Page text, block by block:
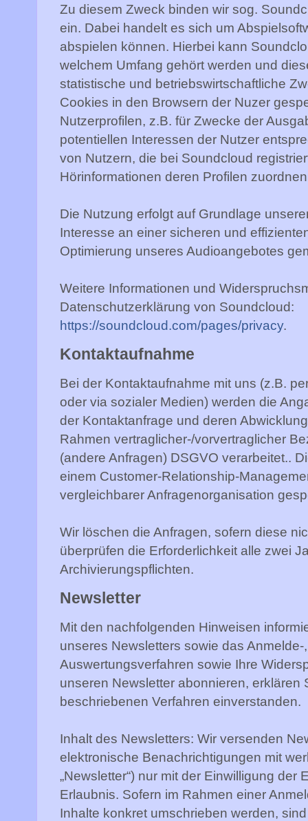
Zu diesem Zweck binden wir sog.
ein. Dabei handelt es sich um
abspielen können. Hierbei kann
welchem Umfang gehört werden und
statistische und betriebswirtschaftliche
Cookies in den Browsern der Nuzer
Nutzerprofilen, z.B. für Zwecke der
potentiellen Interessen der Nutzer
von Nutzern, die bei Soundcloud
Hörinformationen deren Profilen
Die Nutzung erfolgt auf Grundlage
Interesse an einer sicheren und
Optimierung unseres Audioangebotes
Weitere Informationen und
Datenschutzerklärung von Soundcloud:
https://soundcloud.com/pages/privacy.
Kontaktaufnahme
Bei der Kontaktaufnahme mit uns (z.B.
oder via sozialer Medien) werden die
der Kontaktanfrage und deren
Rahmen vertraglicher-/vorvertraglicher
(andere Anfragen) DSGVO verarbeitet..
einem Customer-Relationship-
vergleichbarer Anfragenorganisation
Wir löschen die Anfragen, sofern diese
überprüfen die Erforderlichkeit alle zwei
Archivierungspflichten.
Newsletter
Mit den nachfolgenden Hinweisen
unseres Newsletters sowie das
Auswertungsverfahren sowie Ihre
unseren Newsletter abonnieren,
beschriebenen Verfahren einverstanden.
Inhalt des Newsletters: Wir versenden
elektronische Benachrichtigungen mit
„Newsletter“) nur mit der Einwilligung
Erlaubnis. Sofern im Rahmen einer
Inhalte konkret umschrieben werden,